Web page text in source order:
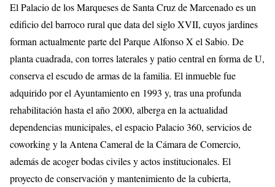
El Palacio de los Marqueses de Santa Cruz de Marcenado es un
edificio del barroco rural que data del siglo XVII, cuyos jardines
forman actualmente parte del Parque Alfonso X el Sabio. De
planta cuadrada, con torres laterales y patio central en forma de U,
conserva el escudo de armas de la familia. El inmueble fue
adquirido por el Ayuntamiento en 1993 y, tras una profunda
rehabilitación hasta el año 2000, alberga en la actualidad
dependencias municipales, el espacio Palacio 360, servicios de
coworking y la Antena Cameral de la Cámara de Comercio,
además de acoger bodas civiles y actos institucionales. El
proyecto de conservación y mantenimiento de la cubierta,